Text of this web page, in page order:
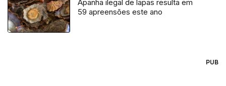
Apanha ilegal de lapas resulta em
59 apreensões este ano
PUB